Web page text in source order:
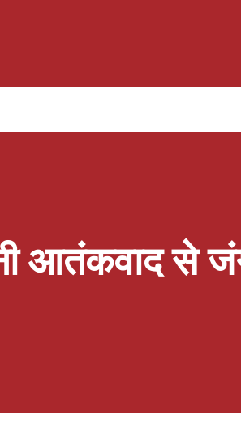
को रिलीज हुए 'बंटवारा
आतंकवाद से